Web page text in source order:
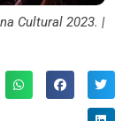
Cultural 2023. |